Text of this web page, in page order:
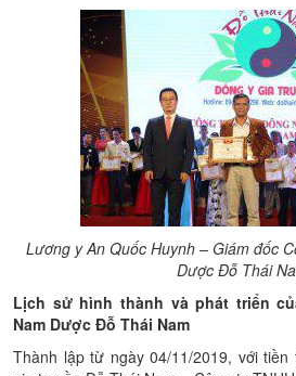
Lương y An Quốc Huynh – Giám đốc
Dược Đỗ Thái
Lịch sử hình thành và phát triển
Nam Dược Đỗ Thái Nam
Thành lập từ ngày 04/11/2019, với